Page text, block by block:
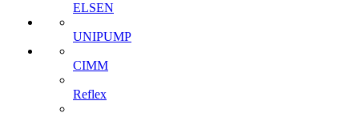
ELSEN
UNIPUMP
CIMM
Reflex